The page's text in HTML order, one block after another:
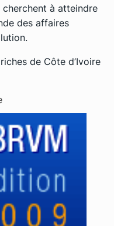
à atteindre
des affaires
de Côte d’Ivoire